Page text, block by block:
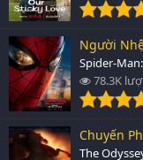
Người
Spider-
78.3K
Chuyến
The